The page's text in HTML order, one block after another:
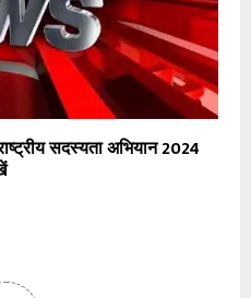
सदस्यता अभियान 2024